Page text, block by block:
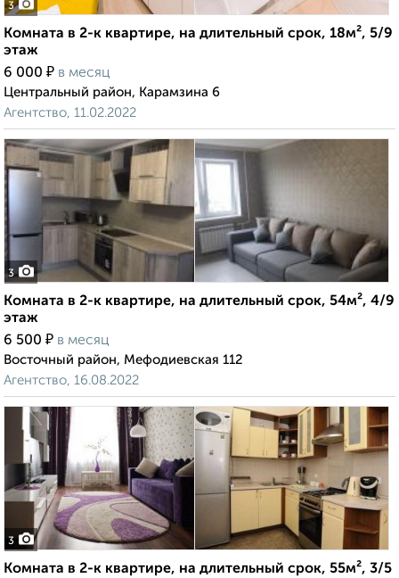
3
Комната в 2-к квартире, на длительный срок, 18м², 5/9
этаж
6 000 ₽ в месяц
Центральный район, Карамзина 6
Агентство, 11.02.2022
3
Комната в 2-к квартире, на длительный срок, 54м², 4/9
этаж
6 500 ₽ в месяц
Восточный район, Мефодиевская 112
Агентство, 16.08.2022
3
Комната в 2-к квартире, на длительный срок, 55м², 3/5